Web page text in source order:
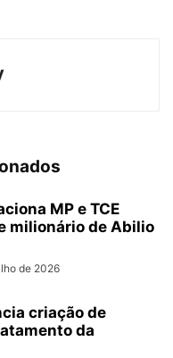
MP e TCE
milionário de Abilio
de 2026
criação de
da